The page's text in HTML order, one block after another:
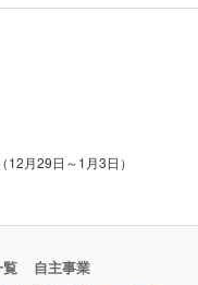
月29日～1月3日）
自主事業